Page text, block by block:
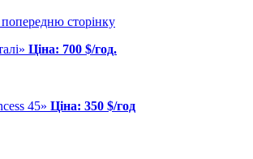
сторінку
Ціна: 700 $/год.
45» Ціна: 350 $/год